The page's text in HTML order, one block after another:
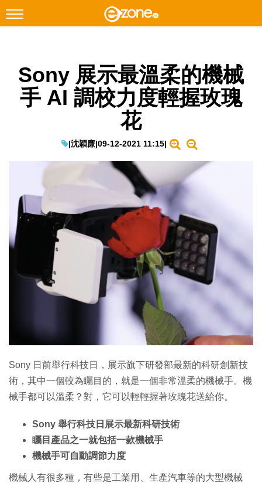
Facebook Instagram
科技焦點
教學評測
EduTech
IT Times
生成式AI與雲端應用
Enterprise Digital Transformation
特集
Sony 展示最溫柔的機械
手 AI 調校力度輕握玫瑰
花
|沈穎廉|09-12-2021 11:15|
Sony 日前舉行科技日，展示旗下研發部最新的科研創新技
術，其中一個較為矚目的，就是一個非常溫柔的機械手。機
械手都可以溫柔？對，它可以輕輕握著玫瑰花送給你。
Sony 舉行科技日展示最新科研技術
矚目產品之一就包括一款機械手
機械手可自動調節力度
機械人有很多種，有些是工業用、生產汽車等的大型機械